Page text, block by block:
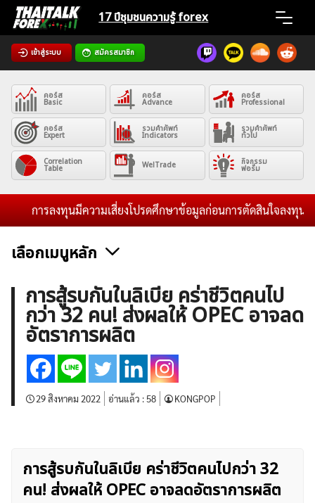
Skip
content
17 ปีชุมชนความรู้ forex
เข้าสู่ระบบ สมัครสมาชิก
Home
News
Articles
VPS Register
ค้นหา
สำหรับ:
คอร์ส
Basic
คอร์ส
Advance
คอร์ส
Professional
คอร์ส
Expert
รวมคำศัพท์
Indicators
รวมคำศัพท์
ทั่วไป
Correlation
Table WelTrade กิจกรรม
ฟอรั่ม
การลงทุนมีความเสี่ยงโปรดศึกษาข้อมูลก่อนการตัดสินใจลงทุน แล
เลือกเมนูหลัก
ข่าวฟอเร็กซ์และสกุลเงิน คริปโตเคอร์เรนซี
ฟรีซิกแนล รายวัน
บทวิเคราะห์
เศรษฐกิจทั่วไป ดัชนี-หุ้น
พันธบัตร
สินค้าโภคภัณฑ์
โบรกเกอร์ FX
กองทุน Forex
ฟรี EA
การสู้รบกันในลิเบีย คร่าชีวิตคนไป
กว่า 32 คน! ส่งผลให้ OPEC อาจลด
อัตราการผลิต
29 สิงหาคม 2022 อ่านแล้ว :58 KONGPOP
การสู้รบกันในลิเบีย คร่าชีวิตคนไปกว่า 32
คน! ส่งผลให้ OPEC อาจลดอัตราการผลิต